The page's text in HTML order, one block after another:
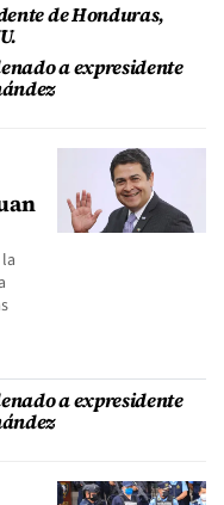
de Honduras,
a expresidente
a expresidente